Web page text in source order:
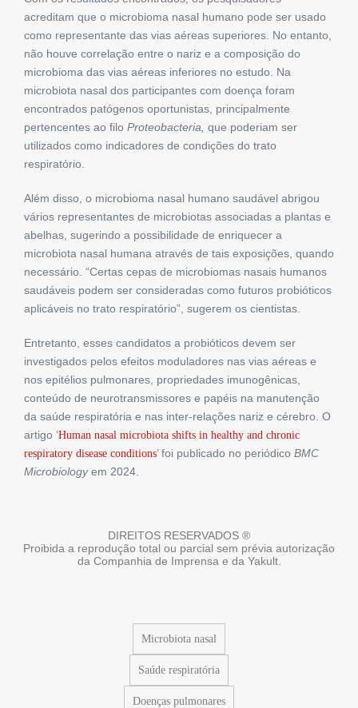
acreditam que o microbioma nasal humano pode ser usado
como representante das vias aéreas superiores. No entanto,
não houve correlação entre o nariz e a composição do
microbioma das vias aéreas inferiores no estudo. Na
microbiota nasal dos participantes com doença foram
encontrados patógenos oportunistas, principalmente
pertencentes ao filo Proteobacteria, que poderiam ser
utilizados como indicadores de condições do trato
respiratório.
Além disso, o microbioma nasal humano saudável abrigou
vários representantes de microbiotas associadas a plantas e
abelhas, sugerindo a possibilidade de enriquecer a
microbiota nasal humana através de tais exposições, quando
necessário. “Certas cepas de microbiomas nasais humanos
saudáveis ​​podem ser consideradas como futuros probióticos
aplicáveis ​​no trato respiratório”, sugerem os cientistas.
Entretanto, esses candidatos a probióticos devem ser
investigados pelos efeitos moduladores nas vias aéreas e
nos epitélios pulmonares, propriedades imunogênicas,
conteúdo de neurotransmissores e papéis na manutenção
da saúde respiratória e nas inter-relações nariz e cérebro. O
artigo ‘Human nasal microbiota shifts in healthy and chronic
respiratory disease conditions’ foi publicado no periódico BMC
Microbiologyem 2024.
DIREITOS RESERVADOS ®
Proibida a reprodução total ou parcial sem prévia autorização
da Companhia de Imprensa e da Yakult.
Microbiota nasal
Saúde respiratória
Doenças pulmonares